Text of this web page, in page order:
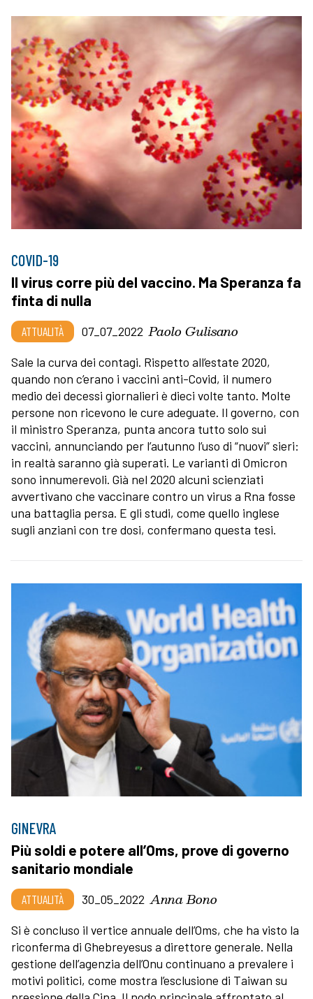
COVID-19
Il virus corre più del vaccino. Ma Speranza fa
finta di nulla
ATTUALITÀ 07_07_2022 Paolo Gulisano
Sale la curva dei contagi. Rispetto all’estate 2020,
quando non c’erano i vaccini anti-Covid, il numero
medio dei decessi giornalieri è dieci volte tanto. Molte
persone non ricevono le cure adeguate. Il governo, con
il ministro Speranza, punta ancora tutto solo sui
vaccini, annunciando per l’autunno l’uso di “nuovi” sieri:
in realtà saranno già superati. Le varianti di Omicron
sono innumerevoli. Già nel 2020 alcuni scienziati
avvertivano che vaccinare contro un virus a Rna fosse
una battaglia persa. E gli studi, come quello inglese
sugli anziani con tre dosi, confermano questa tesi.
GINEVRA
Più soldi e potere all’Oms, prove di governo
sanitario mondiale
ATTUALITÀ 30_05_2022 Anna Bono
Si è concluso il vertice annuale dell’Oms, che ha visto la
riconferma di Ghebreyesus a direttore generale. Nella
gestione dell’agenzia dell’Onu continuano a prevalere i
motivi politici, come mostra l’esclusione di Taiwan su